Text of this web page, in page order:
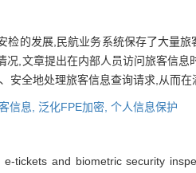
检的发展,民航业务系统保存了大量
况,文章提出在内部人员访问旅客信
安全地处理旅客信息查询请求,从而
信息, 泛化FPE加密, 个人信息保护
tickets and biometric security